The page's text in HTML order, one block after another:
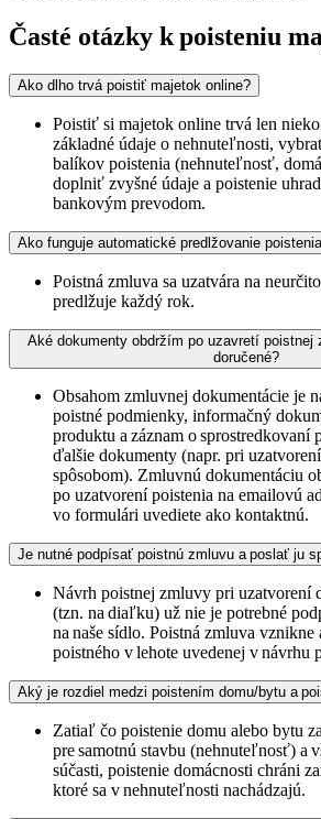
Časté otázky k poisteniu
Ako dlho trvá poistiť majetok online?
Poistiť si majetok online trvá len
základné údaje o nehnuteľnosti,
balíkov poistenia (nehnuteľnosť,
doplniť zvyšné údaje a poistenie
bankovým prevodom.
Ako funguje automatické predlžovanie
Poistná zmluva sa uzatvára na
predlžuje každý rok.
Aké dokumenty obdržím po uzavretí poistnej
doručené?
Obsahom zmluvnej dokumentácie je
poistné podmienky, informačný
produktu a záznam o sprostredkovaní
ďalšie dokumenty (napr. pri
spôsobom). Zmluvnú dokumentáciu
po uzatvorení poistenia na emailovú
vo formulári uvediete ako kontaktnú.
Je nutné podpísať poistnú zmluvu a poslať ju
Návrh poistnej zmluvy pri uzatvorení
(tzn. na diaľku) už nie je potrebné
na naše sídlo. Poistná zmluva
poistného v lehote uvedenej v návrhu
Aký je rozdiel medzi poistením domu/bytu a
Zatiaľ čo poistenie domu alebo bytu
pre samotnú stavbu (nehnuteľnosť) a
súčasti, poistenie domácnosti chráni
ktoré sa v nehnuteľnosti nachádzajú.